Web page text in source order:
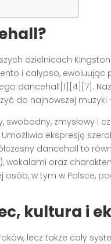
dzielnicach
i calypso,
dancehall[1][4][7].
do najnowszej
swobodny, zmysłowy i
ekspresję
dancehall to
wokalami oraz
osób, w tym w Polsce,
kultura i
lecz także cały